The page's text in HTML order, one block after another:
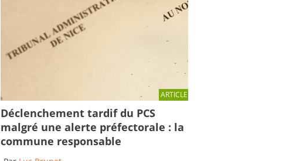
ARTICLE
Déclenchement tardif du PCS
malgré une alerte préfectorale : la
commune responsable